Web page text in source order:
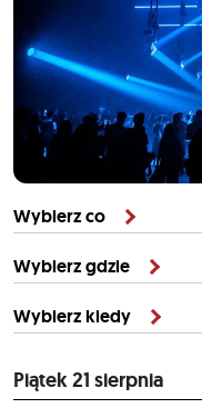
Wybierz co
Wybierz gdzie
Wybierz kiedy
Piątek21 sierpnia